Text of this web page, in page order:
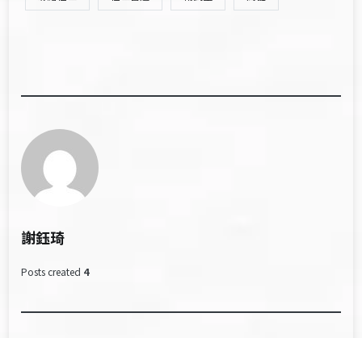
謝鈺琦
Posts created 4